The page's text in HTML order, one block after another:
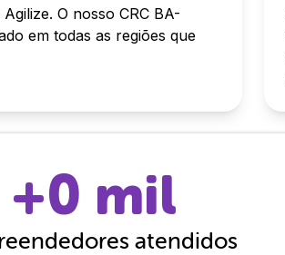
O nosso CRC BA-
em todas as regiões que
+0 mil
atendidos